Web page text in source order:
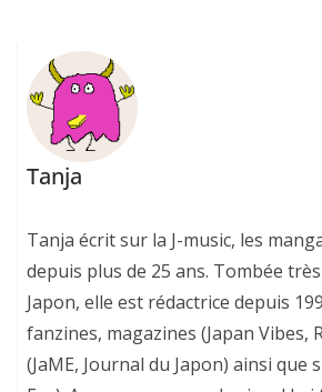
Tanja
Tanja écrit sur la J-music, les
depuis plus de 25 ans. Tombée
Japon, elle est rédactrice depuis
fanzines, magazines (Japan Vibes,
(JaME, Journal du Japon) ainsi que